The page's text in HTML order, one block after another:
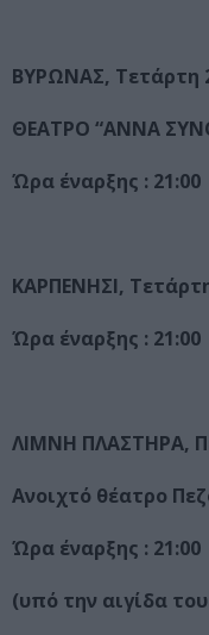
ΒΥΡΩΝΑΣ, Τετάρτη
ΘΕΑΤΡΟ “ΑΝΝΑ
Ώρα έναρξης : 21:00
ΚΑΡΠΕΝΗΣΙ,
Ώρα έναρξης : 21:00
ΛΙΜΝΗ ΠΛΑΣΤΗΡΑ,
Ανοιχτό θέατρο
Ώρα έναρξης : 21:00
(υπό την αιγίδα